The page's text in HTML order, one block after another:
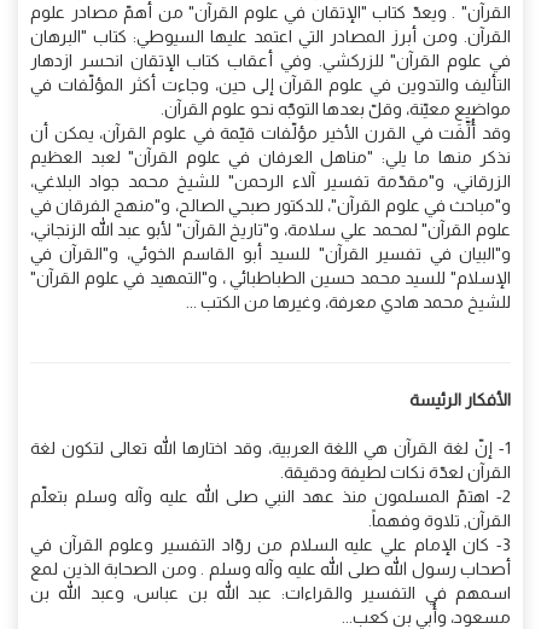
القرآن" . ويعدّ كتاب "الإتقان في علوم القرآن" من أهمّ مصادر علوم
القرآن. ومن أبرز المصادر التي اعتمد عليها السيوطي: كتاب "البرهان
في علوم القرآن" للزركشي. وفي أعقاب كتاب الإتقان انحسر ازدهار
التأليف والتدوين في علوم القرآن إلى حين، وجاءت أكثر المؤلّفات في
مواضيع معيّنة، وقلّ بعدها التوجّه نحو علوم القرآن.
وقد أُلِّفَت في القرن الأخير مؤلّفات قيّمة في علوم القرآن، يمكن أن
نذكر منها ما يلي: "مناهل العرفان في علوم القرآن" لعبد العظيم
الزرقاني، و"مقدّمة تفسير آلاء الرحمن" للشيخ محمد جواد البلاغي،
و"مباحث في علوم القرآن"، للدكتور صبحي الصالح، و"منهج الفرقان في
علوم القرآن" لمحمد علي سلامة، و"تاريخ القرآن" لأبو عبد الله الزنجاني،
و"البيان في تفسير القرآن" للسيد أبو القاسم الخوئي، و"القرآن في
الإسلام" للسيد محمد حسين الطباطبائي ، و"التمهيد في علوم القرآن"
للشيخ محمد هادي معرفة، وغيرها من الكتب ...
الأفكار الرئيسة
1- إنّ لغة القرآن هي اللغة العربية، وقد اختارها الله تعالى لتكون لغة
القرآن لعدّة نكات لطيفة ودقيقة.
2- اهتمّ المسلمون منذ عهد النبي صلى الله عليه وآله وسلم بتعلّم
القرآن, تلاوة وفهماً.
3- كان الإمام علي عليه السلام من روّاد التفسير وعلوم القرآن في
أصحاب رسول الله صلى الله عليه وآله وسلم . ومن الصحابة الذين لمع
اسمهم في التفسير والقراءات: عبد الله بن عباس، وعبد الله بن
مسعود، وأُبي بن كعب...